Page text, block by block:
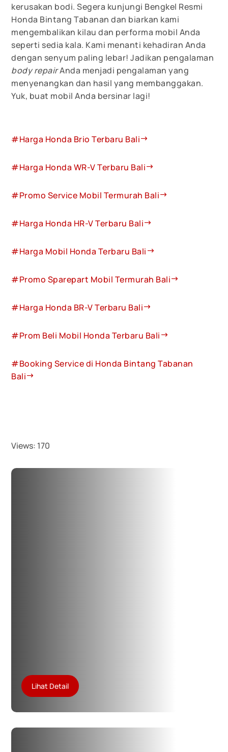
kerusakan bodi. Segera kunjungi Bengkel Resmi
Honda Bintang Tabanan dan biarkan kami
mengembalikan kilau dan performa mobil Anda
seperti sedia kala. Kami menanti kehadiran Anda
dengan senyum paling lebar! Jadikan pengalaman
body repairAnda menjadi pengalaman yang
menyenangkan dan hasil yang membanggakan.
Yuk, buat mobil Anda bersinar lagi!
#Harga Honda Brio Terbaru Bali
#Harga Honda WR-V Terbaru Bali
#Promo Service Mobil Termurah Bali
#Harga Honda HR-V Terbaru Bali
#Harga Mobil Honda Terbaru Bali
#Promo Sparepart Mobil Termurah Bali
#Harga Honda BR-V Terbaru Bali
#Prom Beli Mobil Honda Terbaru Bali
#Booking Service di Honda Bintang Tabanan
Bali
Views: 170
Lihat Detail